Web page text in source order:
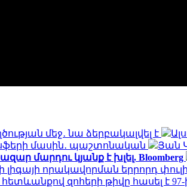
մեջ․ նա ձերբակալվել է
մասին․ պաշտոնական
Յան
մարդու կյանք է խլել. Bloomberg
լիգայի որակավորման երրորդ
զոհերի թիվը հասել է 97-